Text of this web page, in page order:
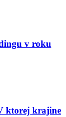
v roku
ktorej krajine